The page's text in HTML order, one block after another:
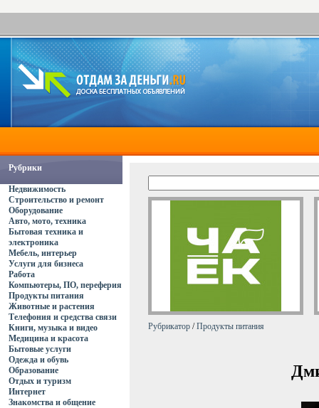
Рубрики
Недвижимость
Строительство и ремонт
Оборудование
Авто, мото, техника
Бытовая техника и
электроника
Мебель, интерьер
Услуги для бизнеса
Работа
Компьютеры, ПО, переферия
Продукты питания
Животные и растения
Телефония и средства связи
Книги, музыка и видео
Медицина и красота
Бытовые услуги
Одежда и обувь
Образование
Отдых и туризм
Интернет
Знакомства и общение
Рубрикатор /Продукты питания